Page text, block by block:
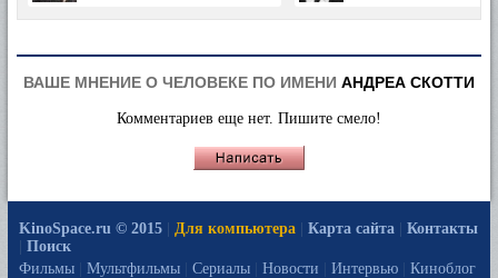
ВАШЕ МНЕНИЕ О ЧЕЛОВЕКЕ ПО ИМЕНИ АНДРЕА СКОТТИ
Комментариев еще нет. Пишите смело!
KinoSpace.ru © 2015 Для компьютера Карта сайта
Контакты
Поиск
Фильмы
Мультфильмы Сериалы Новости Интервью Киноблог